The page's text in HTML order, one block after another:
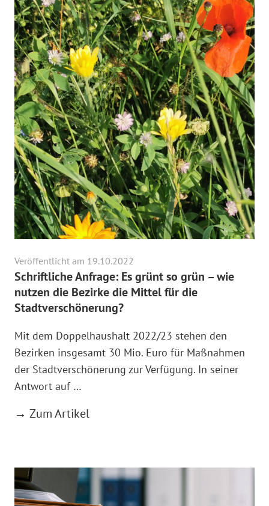
Veröffentlicht am 19.10.2022
Schriftliche Anfrage: Es grünt so grün – wie
nutzen die Bezirke die Mittel für die
Stadtverschönerung?
Mit dem Doppelhaushalt 2022/23 stehen den
Bezirken insgesamt 30 Mio. Euro für Maßnahmen
der Stadtverschönerung zur Verfügung. In seiner
Antwort auf …
→ Zum Artikel